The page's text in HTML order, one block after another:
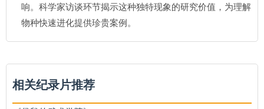
响。科学家访谈环节揭示这种独特现象的研究价值，为理解
物种快速进化提供珍贵案例。
相关纪录片推荐